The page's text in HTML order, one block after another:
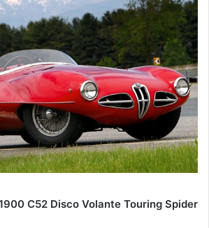
C52 Disco Volante Touring Spider